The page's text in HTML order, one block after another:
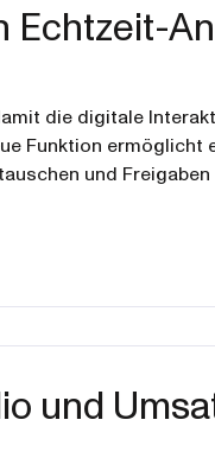
Echtzeit-
die digitale
Funktion ermöglicht
und Freigaben
und